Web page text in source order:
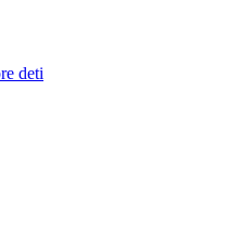
deti